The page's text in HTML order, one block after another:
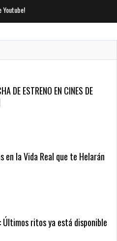
Youtube!
DE ESTRENO EN CINES DE
en la Vida Real que te Helarán
Últimos ritos ya está disponible